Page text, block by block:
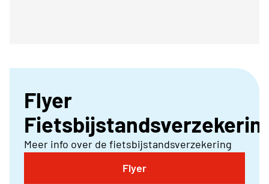
Flyer
Meer info over de fietsbijstandsverzekering
Flyer